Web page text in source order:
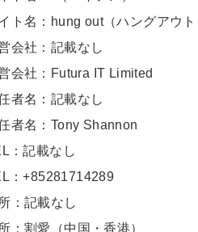
イト名：hung out（ハングアウ
会社：記載なし
会社：Futura IT Limited
者名：記載なし
者名：Tony Shannon
：記載なし
：+85281714289
：記載なし
：割愛（中国・香港）